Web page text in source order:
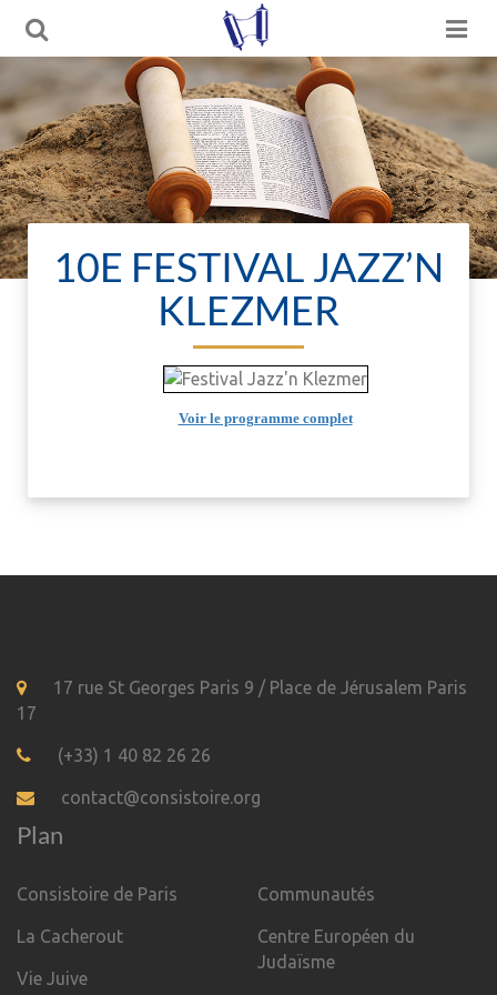
10E FESTIVAL JAZZ’N
KLEZMER
Voir le programme complet
17 rue St Georges Paris 9 / Place de Jérusalem Paris
17
(+33) 1 40 82 26 26
contact@consistoire.org
Plan
Consistoire de Paris
La Cacherout
Vie Juive
Communautés
Centre Européen du
Judaïsme